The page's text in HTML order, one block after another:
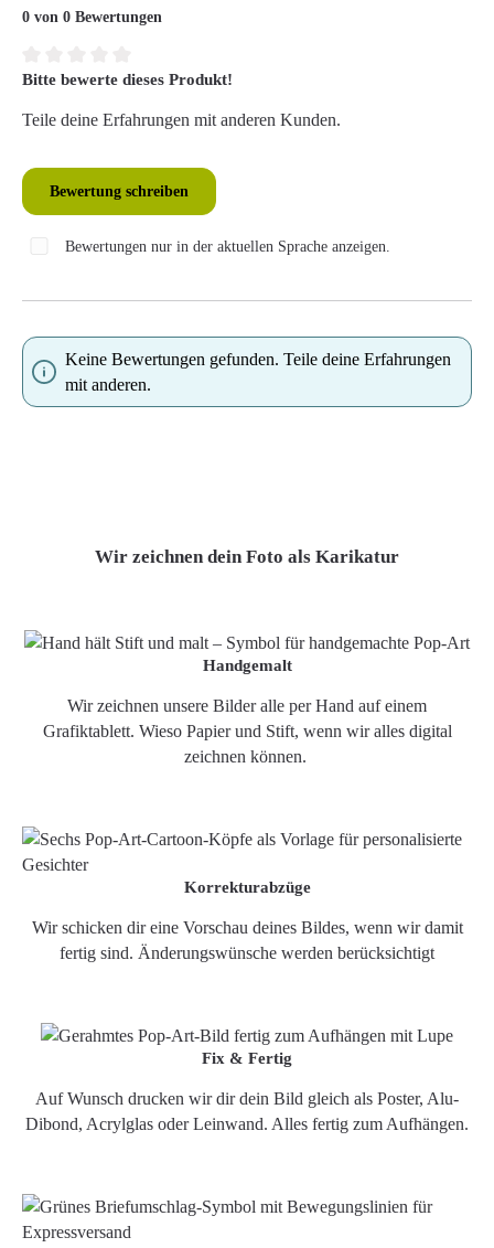
0 von 0 Bewertungen
Durchschnittliche Bewertung von 0 von 5 Sternen
Bitte bewerte dieses Produkt!
Teile deine Erfahrungen mit anderen Kunden.
Bewertung schreiben
Bewertungen nur in der aktuellen Sprache anzeigen.
Keine Bewertungen gefunden. Teile deine Erfahrungen
mit anderen.
Wir zeichnen dein Foto als Karikatur
Handgemalt
Wir zeichnen unsere Bilder alle per Hand auf einem
Grafiktablett. Wieso Papier und Stift, wenn wir alles digital
zeichnen können.
Korrekturabzüge
Wir schicken dir eine Vorschau deines Bildes, wenn wir damit
fertig sind. Änderungswünsche werden berücksichtigt
Fix & Fertig
Auf Wunsch drucken wir dir dein Bild gleich als Poster, Alu-
Dibond, Acrylglas oder Leinwand. Alles fertig zum Aufhängen.